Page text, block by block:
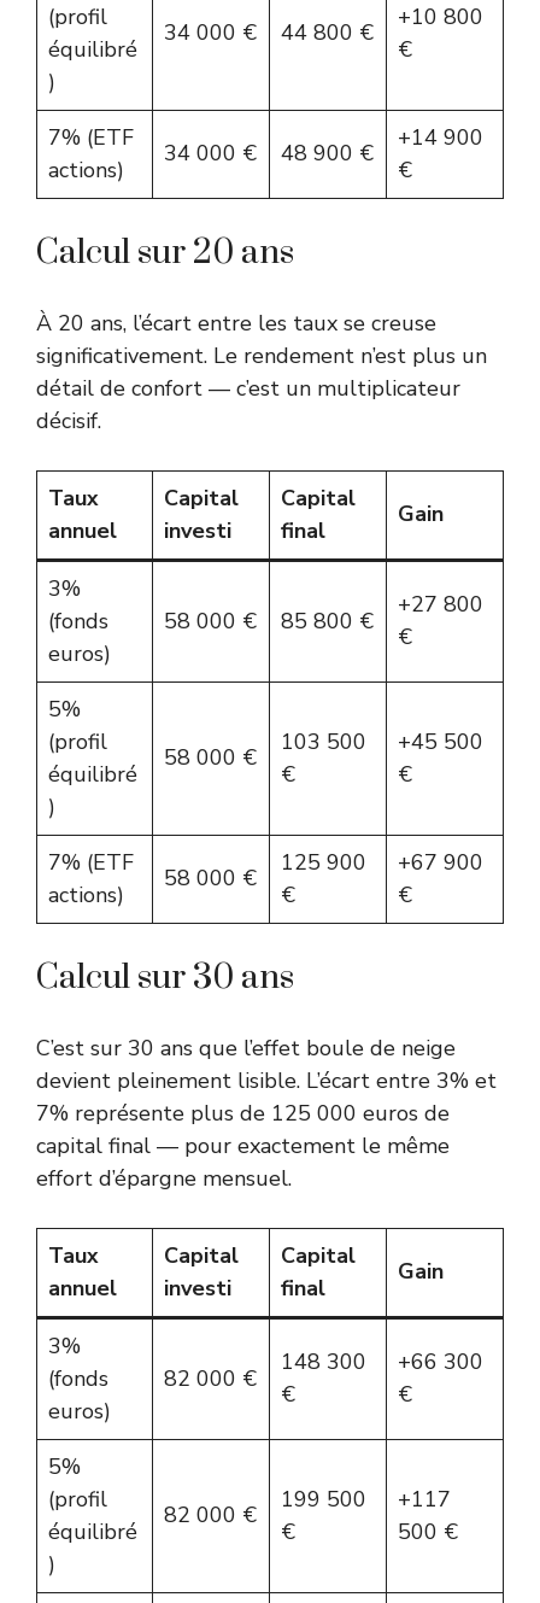
(profil
équilibré
)
34 000 € 44 800 €
+10 800
€
7% (ETF
actions)
34 000 € 48 900 €
+14 900
€
Calcul sur 20 ans
À 20 ans, l’écart entre les taux se creuse
significativement. Le rendement n’est plus un
détail de confort — c’est un multiplicateur
décisif.
Taux
annuel
Capital
investi
Capital
final
Gain
3%
(fonds
euros)
58 000 € 85 800 €
+27 800
€
5%
(profil
équilibré
)
58 000 €
103 500
€
+45 500
€
7% (ETF
actions)
58 000 €
125 900
€
+67 900
€
Calcul sur 30 ans
C’est sur 30 ans que l’effet boule de neige
devient pleinement lisible. L’écart entre 3% et
7% représente plus de 125 000 euros de
capital final — pour exactement le même
effort d’épargne mensuel.
Taux
annuel
Capital
investi
Capital
final
Gain
3%
(fonds
euros)
82 000 €
148 300
€
+66 300
€
5%
(profil
équilibré
)
82 000 €
199 500
€
+117
500 €